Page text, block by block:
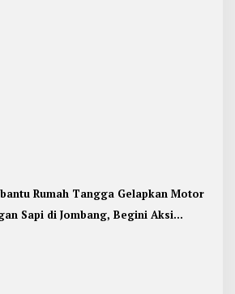
Rumah Tangga Gelapkan Motor
Sapi di Jombang, Begini Aksi